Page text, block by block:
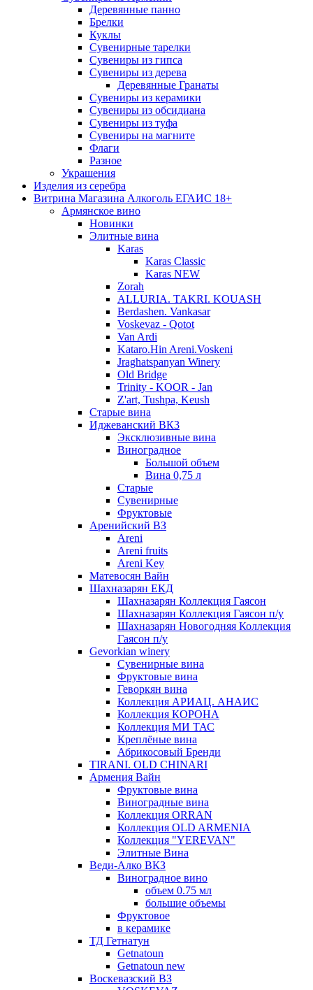
Деревянные панно
Брелки
Куклы
Сувенирные тарелки
Сувениры из гипса
Сувениры из дерева
Деревянные Гранаты
Сувениры из керамики
Сувениры из обсидиана
Сувениры из туфа
Сувениры на магните
Флаги
Разное
Украшения
Изделия из серебра
Витрина Магазина Алкоголь ЕГАИС 18+
Армянское вино
Новинки
Элитные вина
Karas
Karas Classic
Karas NEW
Zorah
ALLURIA. TAKRI. KOUASH
Berdashen. Vankasar
Voskevaz - Qotot
Van Ardi
Kataro.Hin Areni.Voskeni
Jraghatspanyan Winery
Old Bridge
Trinity - KOOR - Jan
Z'art, Tushpa, Keush
Старые вина
Иджеванский ВК3
Эксклюзивные вина
Виноградное
Большой объем
Вина 0,75 л
Старые
Сувенирные
Фруктовые
Аренийский ВЗ
Areni
Areni fruits
Areni Key
Матевосян Вайн
Шахназарян ЕКД
Шахназарян Коллекция Гаясон
Шахназарян Коллекция Гаясон п/у
Шахназарян Новогодняя Коллекция
Гаясон п/у
Gevorkian winery
Сувенирные вина
Фруктовые вина
Геворкян вина
Коллекция АРИАЦ. АНАИС
Коллекция КОРОНА
Коллекция МИ ТАС
Креплёные вина
Абрикосовый Бренди
TIRANI. OLD CHINARI
Армения Вайн
Фруктовые вина
Виноградные вина
Коллекция ORRAN
Коллекция OLD ARMENIA
Коллекция "YEREVAN"
Элитные Вина
Веди-Алко ВКЗ
Виноградное вино
объем 0.75 мл
большие объемы
Фруктовое
в керамике
ТД Гетнатун
Getnatoun
Getnatoun new
Воскевазский ВЗ